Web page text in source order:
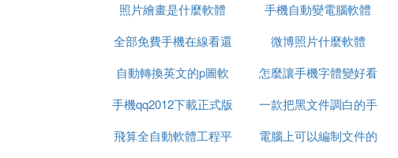
評價：
立即下載
5.哈屏去水印
哈屏去水印app下載，一款十分優質的水印去除
哈屏去水印
評價：
csgo
照片繪畫是什麼軟體
手機自動變電腦軟體
全部免費手機在線看還
珠電視劇
微博照片什麼軟體
自動轉換英文的p圖軟
體
怎麼讓手機字體變好看
免費
手機qq2012下載正式版
官方免費下載
一款把黑文件調白的手
機軟體
飛算全自動軟體工程平
電腦上可以編制文件的